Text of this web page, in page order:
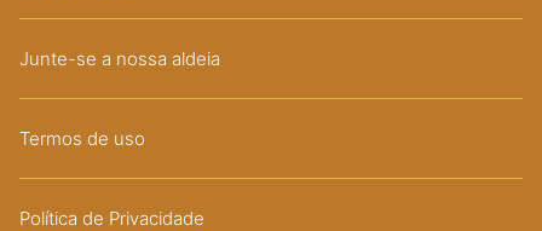
Junte-se a nossa aldeia
Termos de uso
Política de Privacidade